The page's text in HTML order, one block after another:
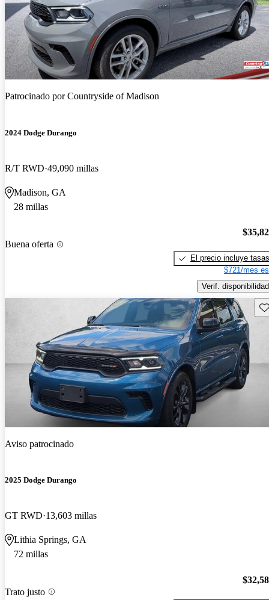
Patrocinado porCountryside of Madison
2024 Dodge Durango
R/T RWD 49,090 millas
Madison, GA
28 millas
Buena oferta
El precio incluye tasas
$721/mes
Verif. disponibilidad
Aviso patrocinado
2025 Dodge Durango
GT RWD 13,603 millas
Lithia Springs, GA
72 millas
Trato justo